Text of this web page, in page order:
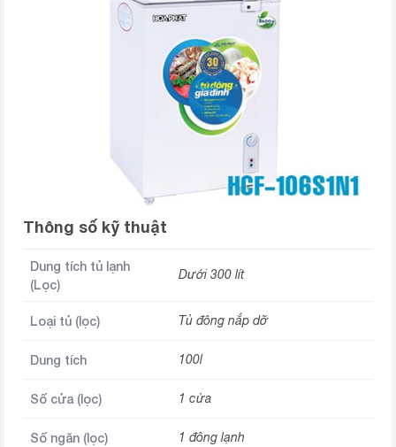
Thông số kỹ thuật
Dung tích tủ lạnh
(Lọc)
Dưới 300 lít
Loại tủ (lọc) Tủ đông nắp dỡ
Dung tích 100l
Số cửa (lọc) 1 cửa
Số ngăn (lọc) 1 đông lạnh